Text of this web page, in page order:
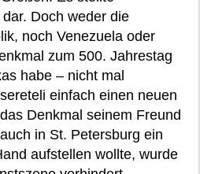
Doch weder die
noch Venezuela oder
zum 500. Jahrestag
habe – nicht mal
einfach einen neuen
Denkmal seinem Freund
in St. Petersburg ein
aufstellen wollte, wurde